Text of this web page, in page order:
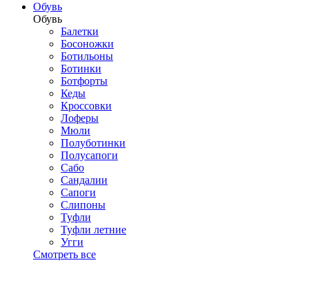
Обувь
Обувь
Балетки
Босоножки
Ботильоны
Ботинки
Ботфорты
Кеды
Кроссовки
Лоферы
Мюли
Полуботинки
Полусапоги
Сабо
Сандалии
Сапоги
Слипоны
Туфли
Туфли летние
Угги
Смотреть все